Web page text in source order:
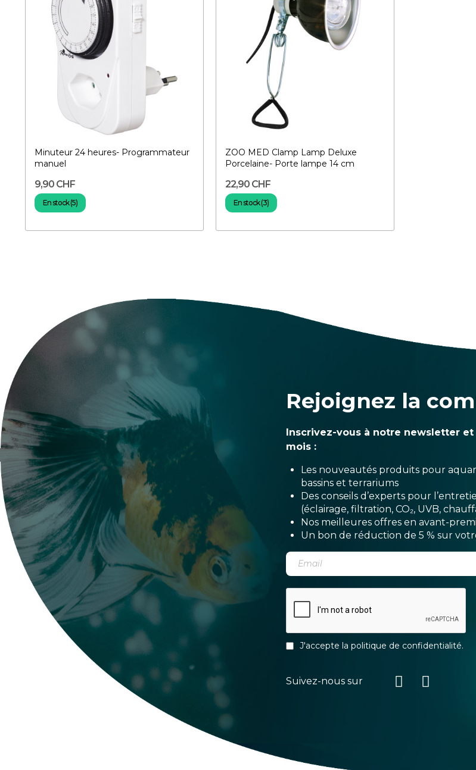
Minuteur 24 heures- Programmateur
manuel
9,90 CHF
En stock (5)
ZOO MED Clamp Lamp Deluxe
Porcelaine- Porte lampe 14 cm
22,90 CHF
En stock (3)
Rejoignez la
Inscrivez-vous à notre newsletter
mois :
Les nouveautés produits pour
bassins et terrariums
Des conseils d’experts pour
(éclairage, filtration, CO₂, UVB,
Nos meilleures offres en avant-
Un bon de réduction de 5 % sur
J'accepte la politique de confidentialité.
Suivez-nous sur